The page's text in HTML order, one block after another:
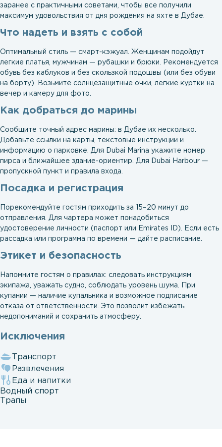
заранее с практичными советами, чтобы все получили
максимум удовольствия от дня рождения на яхте в Дубае.
Что надеть и взять с собой
Оптимальный стиль — смарт-кэжуал. Женщинам подойдут
легкие платья, мужчинам — рубашки и брюки. Рекомендуется
обувь без каблуков и без скользкой подошвы (или без обуви
на борту). Возьмите солнцезащитные очки, легкие куртки на
вечер и камеру для фото.
Как добраться до марины
Сообщите точный адрес марины: в Дубае их несколько.
Добавьте ссылки на карты, текстовые инструкции и
информацию о парковке. Для Dubai Marina укажите номер
пирса и ближайшее здание-ориентир. Для Dubai Harbour —
пропускной пункт и правила входа.
Посадка и регистрация
Порекомендуйте гостям приходить за 15–20 минут до
отправления. Для чартера может понадобиться
удостоверение личности (паспорт или Emirates ID). Если есть
рассадка или программа по времени — дайте расписание.
Этикет и безопасность
Напомните гостям о правилах: следовать инструкциям
экипажа, уважать судно, соблюдать уровень шума. При
купании — наличие купальника и возможное подписание
отказа от ответственности. Это позволит избежать
недопониманий и сохранить атмосферу.
Исключения
Транспорт
Развлечения
Еда и напитки
Водный спорт
Трапы